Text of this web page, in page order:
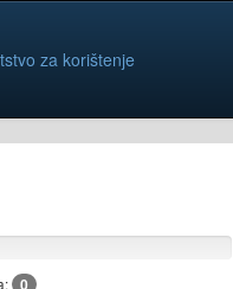
za korištenje
0